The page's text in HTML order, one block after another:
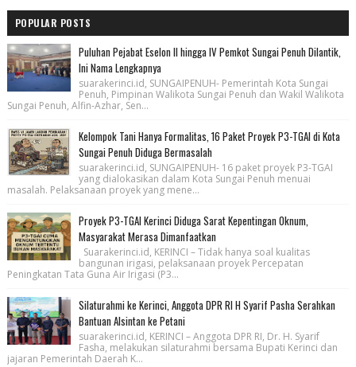
POPULAR POSTS
Puluhan Pejabat Eselon II hingga IV Pemkot Sungai Penuh Dilantik,
Ini Nama Lengkapnya
suarakerinci.id, SUNGAIPENUH- Pemerintah Kota Sungai
Penuh, Pimpinan Walikota Sungai Penuh dan Wakil Walikota
Sungai Penuh, Alfin-Azhar, Sen...
Kelompok Tani Hanya Formalitas, 16 Paket Proyek P3-TGAI di Kota
Sungai Penuh Diduga Bermasalah
suarakerinci.id, SUNGAIPENUH- 16 paket proyek P3-TGAI
yang dialokasikan dalam Kota Sungai Penuh menuai
masalah. Pelaksanaan proyek yang mene...
Proyek P3-TGAI Kerinci Diduga Sarat Kepentingan Oknum,
Masyarakat Merasa Dimanfaatkan
Suarakerinci.id, KERINCI – Tidak hanya soal kualitas
bangunan irigasi, pelaksanaan proyek Percepatan
Peningkatan Tata Guna Air Irigasi (P3...
Silaturahmi ke Kerinci, Anggota DPR RI H Syarif Pasha Serahkan
Bantuan Alsintan ke Petani
suarakerinci.id, KERINCI – Anggota DPR RI, Dr. H. Syarif
Fasha, melakukan silaturahmi bersama Bupati Kerinci dan
jajaran Pemerintah Daerah K...